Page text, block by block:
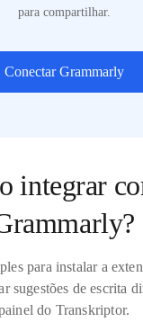
para compartilhar.
Conectar Grammarly
integrar
para instalar a
sugestões de escrita
do Transkriptor.